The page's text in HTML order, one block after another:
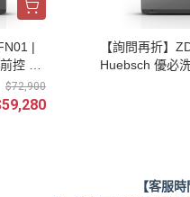
|
控 滾
$72,900
【詢問再折】
Huebsch 優必
【客服時